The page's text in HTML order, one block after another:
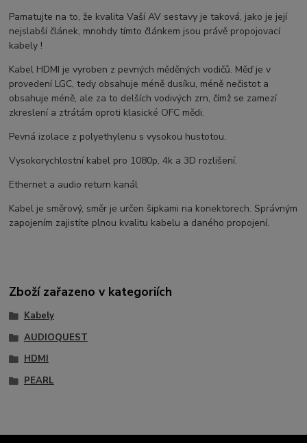
Pamatujte na to, že kvalita Vaší AV sestavy je taková, jako je její
nejslabší článek, mnohdy tímto článkem jsou právě propojovací
kabely !
Kabel HDMI je vyroben z pevných měděných vodičů. Měď je v
provedení LGC, tedy obsahuje méně dusíku, méně nečistot a
obsahuje méně, ale za to delších vodivých zrn, čímž se zamezí
zkreslení a ztrátám oproti klasické OFC mědi.
Pevná izolace z polyethylenu s vysokou hustotou.
Vysokorychlostní kabel pro 1080p, 4k a 3D rozlišení.
Ethernet a audio return kanál
Kabel je směrový, směr je určen šipkami na konektorech. Správným
zapojením zajistíte plnou kvalitu kabelu a daného propojení.
Zboží zařazeno v kategoriích
Kabely
AUDIOQUEST
HDMI
PEARL